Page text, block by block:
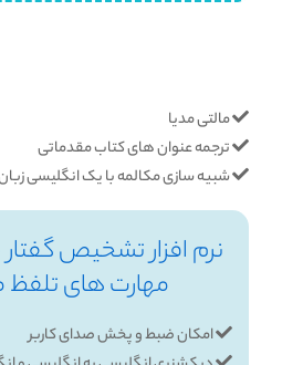
مالتی مدیا
ترجمه عنوان های کتاب مقدماتی
شبیه سازی مکالمه با یک انگلیسی
نرم افزار تشخیص
مهارت های تلفظ
امکان ضبط و پخش صدای کاربر